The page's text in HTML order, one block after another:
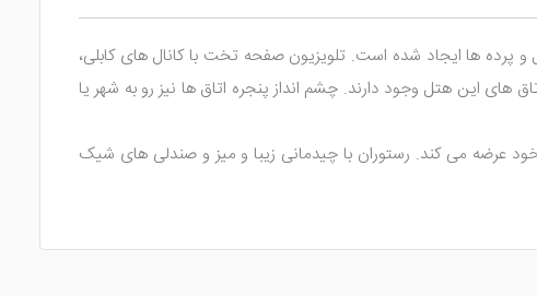
و پرده ها ایجاد شده است. تلویزیون صفحه تخت با کانال های کابلی،
های این هتل وجود دارند. چشم انداز پنجره اتاق ها نیز رو به شهر یا
عرضه می کند. رستوران با چیدمانی زیبا و میز و صندلی های شیک
خوشی سپری کنید.